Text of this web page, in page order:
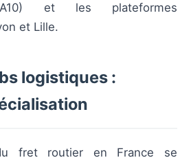
A10) et les plateformes
et Lille.
logistiques :
fret routier en France se